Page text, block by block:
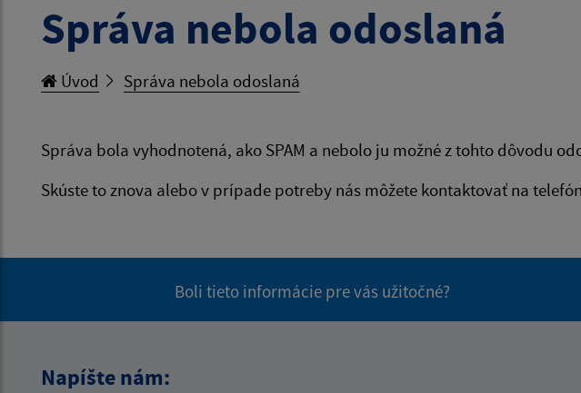
Správa nebola odoslaná
Úvod Správa nebola odoslaná
Správa bola vyhodnotená, ako SPAM a nebolo ju možné z tohto dôvodu
Skúste to znova alebo v prípade potreby nás môžete kontaktovať na
Boli tieto informácie pre vás užitočné?
Napíšte nám: